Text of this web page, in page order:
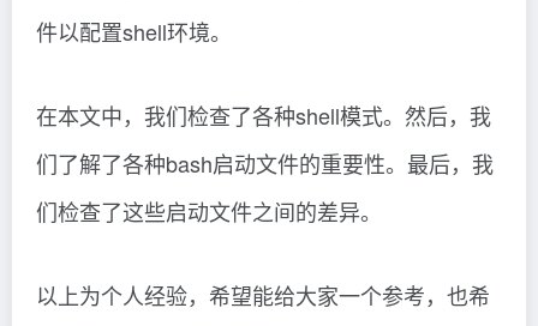
件以配置shell环境。
在本文中，我们检查了各种shell模式。然后，我
们了解了各种bash启动文件的重要性。最后，我
们检查了这些启动文件之间的差异。
以上为个人经验，希望能给大家一个参考，也希